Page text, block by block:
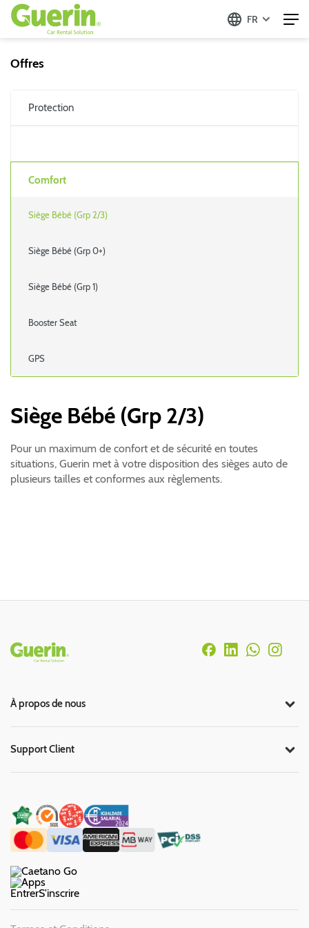
FR
Offres
Protection
Comfort
Siège Bébé (Grp 2/3)
Siège Bébé (Grp 0+)
Siège Bébé (Grp 1)
Booster Seat
GPS
Siège Bébé (Grp 2/3)
Pour un maximum de confort et de sécurité en toutes
situations, Guerin met à votre disposition des sièges auto de
plusieurs tailles et conformes aux règlements.
Rodapé
À propos de nous
Support Client
EntrerS'inscrire